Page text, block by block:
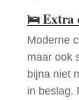
🛌Extra
Moderne
maar ook
bijna niet
in beslag.